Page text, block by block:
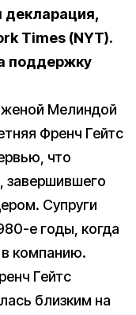
декларация,
Times (NYT).
поддержку
женой Мелиндой
Френч Гейтс
что
завершившего
Супруги
е годы, когда
в компанию.
Гейтс
близким на